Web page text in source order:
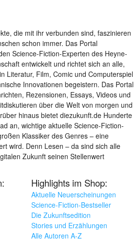
die mit ihr verbunden sind, faszinieren
schon immer. Das Portal
Science-Fiction-Experten des Heyne-
entwickelt und richtet sich an alle,
Literatur, Film, Comic und Computerspiel
Innovationen begeistern. Das Portal
Rezensionen, Essays, Videos und
über die Welt von morgen und
hinaus bietet diezukunft.de Hunderte
an, wichtige aktuelle Science-Fiction-
Klassiker des Genres – eine
wird. Denn Lesen – da sind sich alle
Zukunft seinen Stellenwert
Highlights im Shop:
Aktuelle Neuerscheinungen
Science-Fiction-Bestseller
Die Zukunftsedition
Stories und Erzählungen
Alle Autoren A-Z